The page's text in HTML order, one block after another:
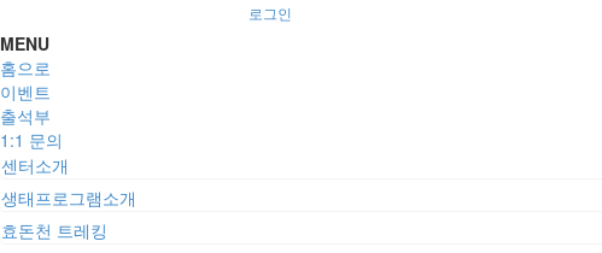
로그인
MENU
홈으로
이벤트
출석부
1:1 문의
센터소개
생태프로그램소개
효돈천 트레킹